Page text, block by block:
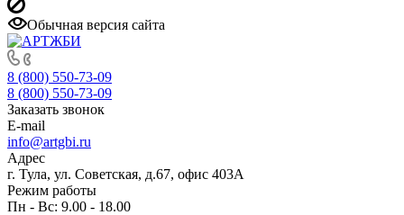
Обычная версия сайта
8 (800) 550-73-09
8 (800) 550-73-09
Заказать звонок
E-mail
info@artgbi.ru
Адрес
г. Тула, ул. Советская, д.67, офис 403А
Режим работы
Пн - Вс: 9.00 - 18.00